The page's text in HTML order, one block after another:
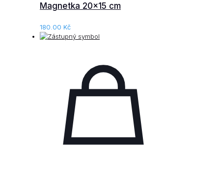
Magnetka 20×15 cm
180.00 Kč